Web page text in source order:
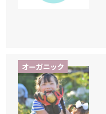
オーガニック